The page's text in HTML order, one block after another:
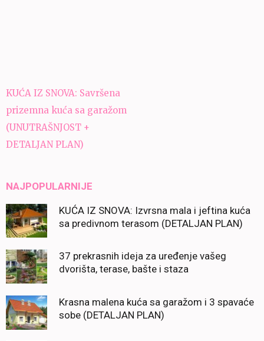
Navigacija
članaka
KUĆA IZ SNOVA: Savršena
prizemna kuća sa garažom
(UNUTRAŠNJOST +
DETALJAN PLAN)
NAJPOPULARNIJE
KUĆA IZ SNOVA: Izvrsna mala i jeftina kuća
sa predivnom terasom (DETALJAN PLAN)
37 prekrasnih ideja za uređenje vašeg
dvorišta, terase, bašte i staza
Krasna malena kuća sa garažom i 3 spavaće
sobe (DETALJAN PLAN)